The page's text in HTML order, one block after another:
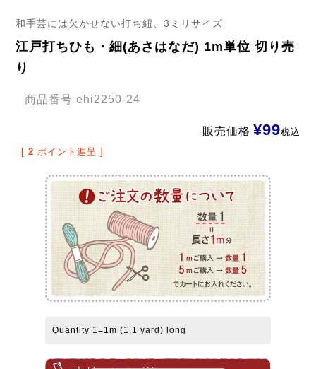
和手芸には欠かせない打ち紐、3ミリサイズ
江戸打ちひも・細(あさはなだ) 1m単位 切り売
り
商品番号 ehi2250-24
販売価格 ¥99税込
[ 2 ポイント進呈 ]
Quantity 1=1m (1.1 yard) long